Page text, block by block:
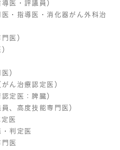
医・評議員）
・指導医・消化器がん外科治
医）
）
ん治療認定医）
定医：脾臓）
、高度技能専門医）
医
判定医
医